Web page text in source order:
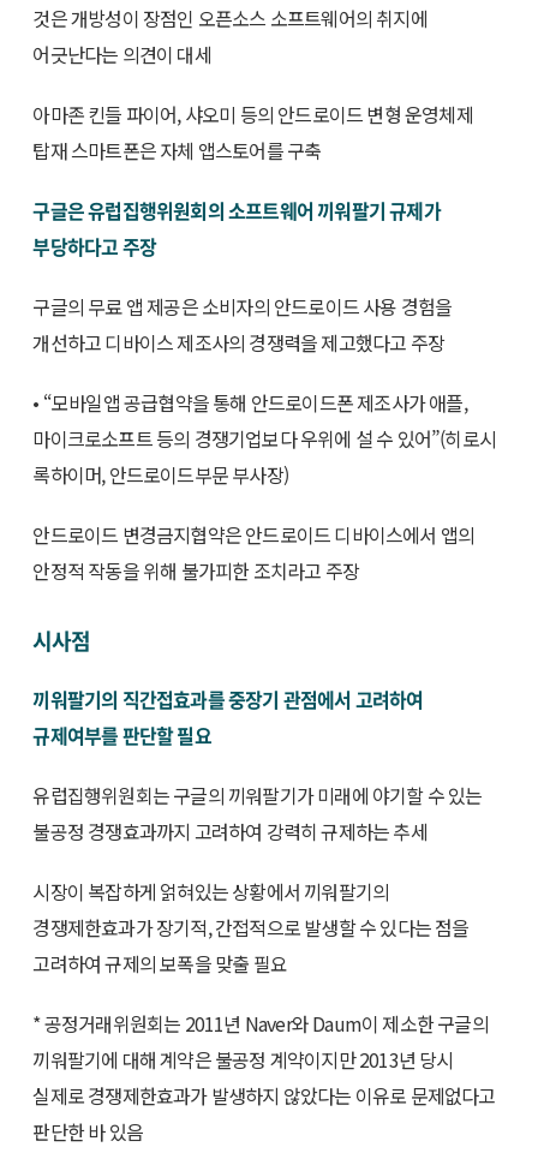
것은 개방성이 장점인 오픈소스 소프트웨어의 취지에
어긋난다는 의견이 대세
아마존 킨들 파이어, 샤오미 등의 안드로이드 변형 운영체제
탑재 스마트폰은 자체 앱스토어를 구축
구글은 유럽집행위원회의 소프트웨어 끼워팔기 규제가
부당하다고 주장
구글의 무료 앱 제공은 소비자의 안드로이드 사용 경험을
개선하고 디바이스 제조사의 경쟁력을 제고했다고 주장
• “모바일앱 공급협약을 통해 안드로이드폰 제조사가 애플,
마이크로소프트 등의 경쟁기업보다 우위에 설 수 있어”(히로시
록하이머, 안드로이드부문 부사장)
안드로이드 변경금지협약은 안드로이드 디바이스에서 앱의
안정적 작동을 위해 불가피한 조치라고 주장
시사점
끼워팔기의 직간접효과를 중장기 관점에서 고려하여
규제여부를 판단할 필요
유럽집행위원회는 구글의 끼워팔기가 미래에 야기할 수 있는
불공정 경쟁효과까지 고려하여 강력히 규제하는 추세
시장이 복잡하게 얽혀있는 상황에서 끼워팔기의
경쟁제한효과가 장기적, 간접적으로 발생할 수 있다는 점을
고려하여 규제의 보폭을 맞출 필요
* 공정거래위원회는 2011년 Naver와 Daum이 제소한 구글의
끼워팔기에 대해 계약은 불공정 계약이지만 2013년 당시
실제로 경쟁제한효과가 발생하지 않았다는 이유로 문제없다고
판단한 바 있음